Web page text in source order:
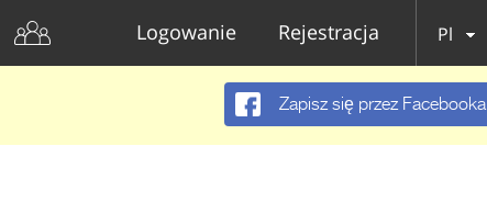
Logowanie Rejestracja Pl
Zapisz się przez Facebooka